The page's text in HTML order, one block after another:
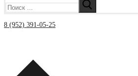
8 (952) 391-05-25